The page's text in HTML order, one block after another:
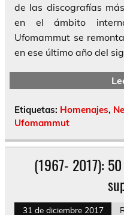
de las discografías
en el ámbito
Ufomammut se
en ese último año del
Etiquetas: Homenajes,
Ufomammut
(1967- 2017):
31 de diciembre 2017